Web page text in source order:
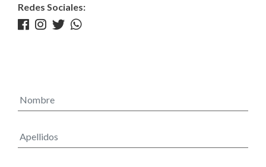
Redes Sociales: